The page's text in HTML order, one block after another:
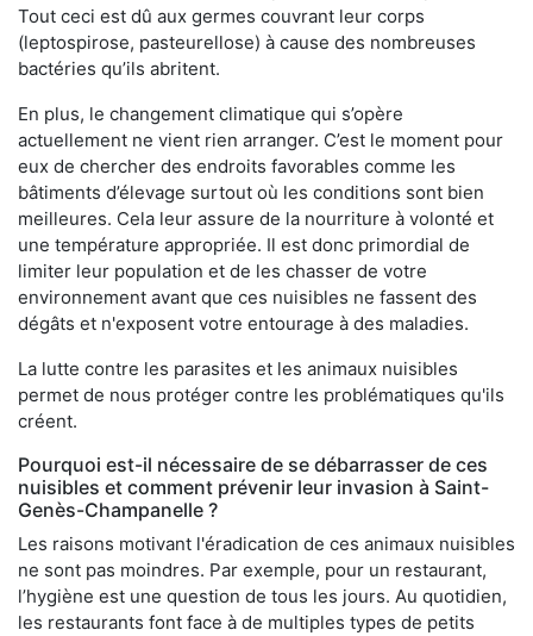
Tout ceci est dû aux germes couvrant leur corps
(leptospirose, pasteurellose) à cause des nombreuses
bactéries qu’ils abritent.
En plus, le changement climatique qui s’opère
actuellement ne vient rien arranger. C’est le moment pour
eux de chercher des endroits favorables comme les
bâtiments d’élevage surtout où les conditions sont bien
meilleures. Cela leur assure de la nourriture à volonté et
une température appropriée. Il est donc primordial de
limiter leur population et de les chasser de votre
environnement avant que ces nuisibles ne fassent des
dégâts et n'exposent votre entourage à des maladies.
La lutte contre les parasites et les animaux nuisibles
permet de nous protéger contre les problématiques qu'ils
créent.
Pourquoi est-il nécessaire de se débarrasser de ces
nuisibles et comment prévenir leur invasion à Saint-
Genès-Champanelle ?
Les raisons motivant l'éradication de ces animaux nuisibles
ne sont pas moindres. Par exemple, pour un restaurant,
l’hygiène est une question de tous les jours. Au quotidien,
les restaurants font face à de multiples types de petits